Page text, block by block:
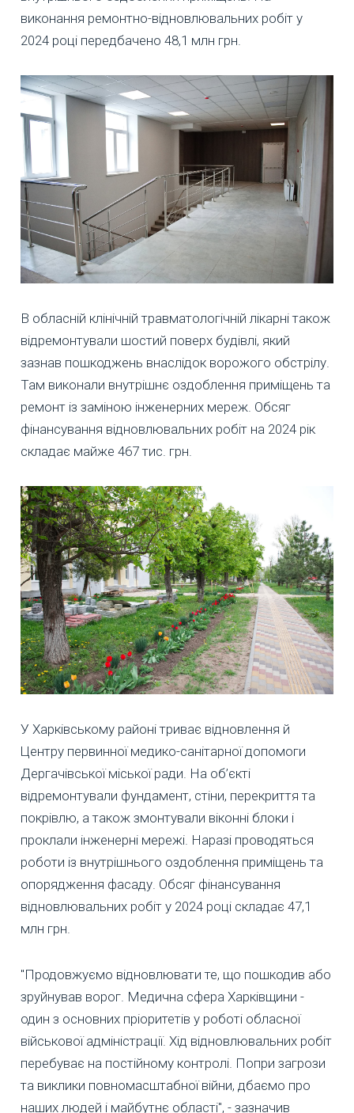
виконання ремонтно-відновлювальних робіт у
2024 році передбачено 48,1 млн грн.
В обласній клінічній травматологічній лікарні також
відремонтували шостий поверх будівлі, який
зазнав пошкоджень внаслідок ворожого обстрілу.
Там виконали внутрішнє оздоблення приміщень та
ремонт із заміною інженерних мереж. Обсяг
фінансування відновлювальних робіт на 2024 рік
складає майже 467 тис. грн.
У Харківському районі триває відновлення й
Центру первинної медико-санітарної допомоги
Дергачівської міської ради. На об’єкті
відремонтували фундамент, стіни, перекриття та
покрівлю, а також змонтували віконні блоки і
проклали інженерні мережі. Наразі проводяться
роботи із внутрішнього оздоблення приміщень та
опорядження фасаду. Обсяг фінансування
відновлювальних робіт у 2024 році складає 47,1
млн грн.
"Продовжуємо відновлювати те, що пошкодив або
зруйнував ворог. Медична сфера Харківщини -
один з основних пріоритетів у роботі обласної
військової адміністрації. Хід відновлювальних робіт
перебуває на постійному контролі. Попри загрози
та виклики повномасштабної війни, дбаємо про
наших людей і майбутнє області", - зазначив